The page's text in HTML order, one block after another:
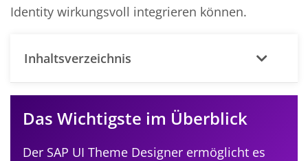
Identity wirkungsvoll integrieren können.
Inhaltsverzeichnis
Das Wichtigste im Überblick
Der SAP UI Theme Designer ermöglicht es